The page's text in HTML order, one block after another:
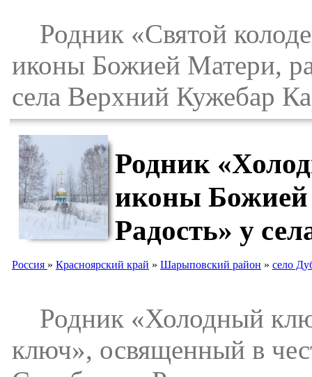
Родник «Святой
иконы Божией Матери,
села Верхний Кужебар
Родник
иконы
Радость» у
Россия » Красноярский край » Шарыповский район » село
Родник «Холодный
ключ», освященный в